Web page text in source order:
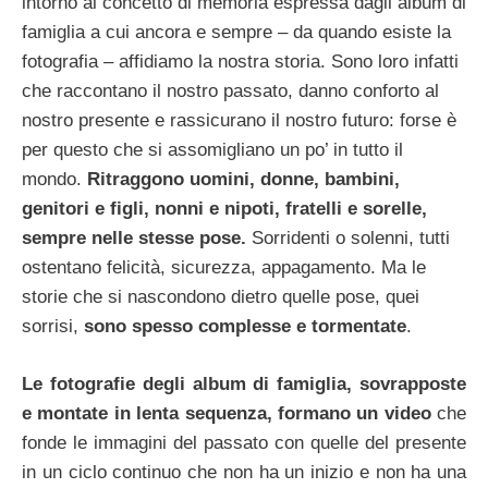
famiglia a cui ancora e sempre – da quando esiste la
fotografia – affidiamo la nostra storia. Sono loro infatti
che raccontano il nostro passato, danno conforto al
nostro presente e rassicurano il nostro futuro: forse è
per questo che si assomigliano un po’ in tutto il
mondo. Ritraggono uomini, donne, bambini,
genitori e figli, nonni e nipoti, fratelli e sorelle,
sempre nelle stesse pose. Sorridenti o solenni, tutti
ostentano felicità, sicurezza, appagamento. Ma le
storie che si nascondono dietro quelle pose, quei
sorrisi, sono spesso complesse e tormentate.
Le fotografie degli album di famiglia, sovrapposte
e montate in lenta sequenza, formano un video che
fonde le immagini del passato con quelle del presente
in un ciclo continuo che non ha un inizio e non ha una